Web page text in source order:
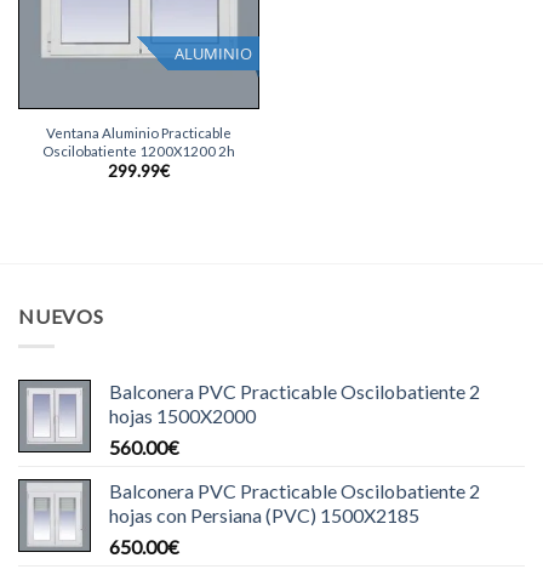
ALUMINIO
Ventana Aluminio Practicable
Oscilobatiente 1200X1200 2h
299.99€
NUEVOS
Balconera PVC Practicable Oscilobatiente 2
hojas 1500X2000
560.00€
Balconera PVC Practicable Oscilobatiente 2
hojas con Persiana (PVC) 1500X2185
650.00€